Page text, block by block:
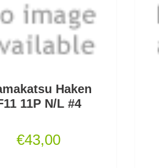
Haken
11P N/L #4
€43,00